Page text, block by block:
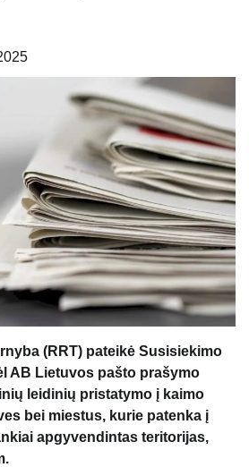
(RRT) pateikė Susisiekimo
AB Lietuvos pašto prašymo
leidinių pristatymo į kaimo
bei miestus, kurie patenka į
apgyvendintas teritorijas,